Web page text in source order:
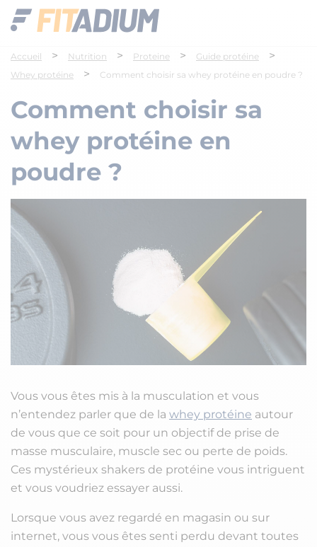
Accueil > Nutrition > Proteine > Guide protéine >
Whey protéine > Comment choisir sa whey protéine en poudre ?
Comment choisir sa
whey protéine en
poudre ?
Vous vous êtes mis à la musculation et vous
n’entendez parler que de la whey protéine autour
de vous que ce soit pour un objectif de prise de
masse musculaire, muscle sec ou perte de poids.
Ces mystérieux shakers de protéine vous intriguent
et vous voudriez essayer aussi.
Lorsque vous avez regardé en magasin ou sur
internet, vous vous êtes senti perdu devant toutes